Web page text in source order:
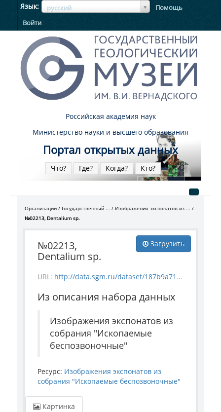
Язык русский
ЯзыкЯзык
Помощь
Войти
Российская академия наук
Министерство науки и высшего образования
Портал открытых данных
Что? Где? Когда? Кто?
Организации Государственный ...
Изображения экспонатов из ...
№02213, Dentalium sp.
Загрузить
№02213,
Dentalium sp.
URL: http://data.sgm.ru/dataset/187b9a71-4c85-43ec-99fe-080bdf792007/resource/8d3ea051-4237-4a78-84d1-956594ff9aa9/download/invertebrate_2213.jpg
Из описания набора данных
Изображения экспонатов из
собрания "Ископаемые
беспозвоночные"
Ресурс: Изображения экспонатов из
собрания "Ископаемые беспозвоночные"
Картинка